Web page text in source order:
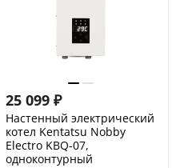
25 099 ₽
Настенный электрический
котел Kentatsu Nobby
Electro KBQ-07,
одноконтурный